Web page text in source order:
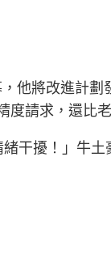
他將改進計劃
請求，還比老
干擾！」牛